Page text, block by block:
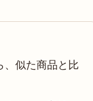
、似た商品と比